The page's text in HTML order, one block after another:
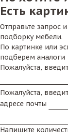
Есть
Отправьте запрос
подборку мебели.
По картинке или
подберем аналоги
Пожалуйста,
Пожалуйста,
адресе почты
Напишите